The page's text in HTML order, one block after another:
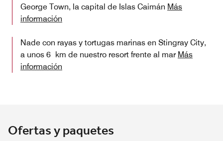
George Town, la capital de Islas Caimán Más
información
Nade con rayas y tortugas marinas en Stingray City,
a unos 6 km de nuestro resort frente al mar Más
información
Ofertas y paquetes